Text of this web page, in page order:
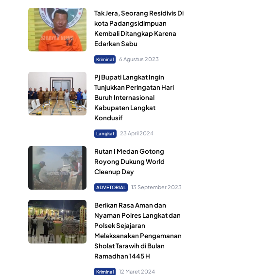
Tak Jera, Seorang Residivis Di
kota Padangsidimpuan
Kembali Ditangkap Karena
Edarkan Sabu
Kriminal 6 Agustus 2023
Pj Bupati Langkat Ingin
Tunjukkan Peringatan Hari
Buruh Internasional
Kabupaten Langkat
Kondusif
Langkat 23 April 2024
Rutan I Medan Gotong
Royong Dukung World
Cleanup Day
ADVETORIAL 13 September 2023
Berikan Rasa Aman dan
Nyaman Polres Langkat dan
Polsek Sejajaran
Melaksanakan Pengamanan
Sholat Tarawih di Bulan
Ramadhan 1445 H
Kriminal 12 Maret 2024